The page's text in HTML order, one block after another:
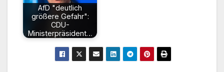
AfD "deutlich
größere Gefahr":
CDU-
Ministerpräsident…